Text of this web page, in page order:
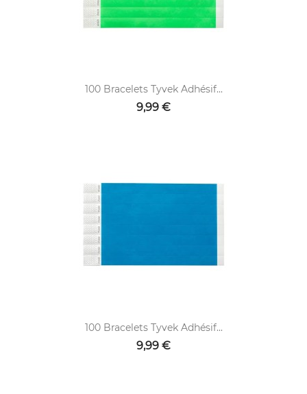
100 Bracelets Tyvek Adhésif...
9,99 €
100 Bracelets Tyvek Adhésif...
9,99 €